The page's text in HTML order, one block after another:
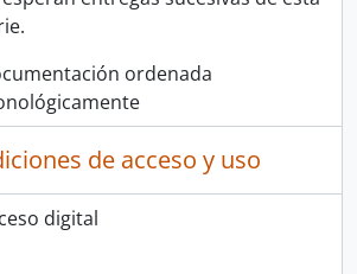
ordenada
de acceso y uso
digital